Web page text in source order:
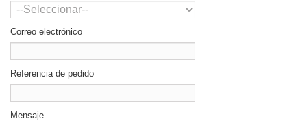
Correo electrónico
Referencia de pedido
Mensaje